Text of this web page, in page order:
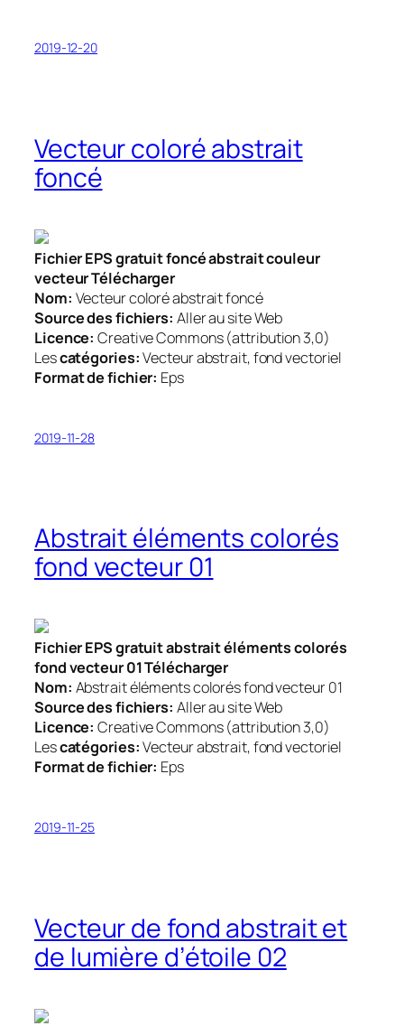
2019-12-20
Vecteur coloré abstrait
foncé
Fichier EPS gratuit foncé abstrait couleur
vecteur Télécharger
Nom: Vecteur coloré abstrait foncé
Source des fichiers: Aller au site Web
Licence: Creative Commons (attribution 3,0)
Lescatégories:Vecteur abstrait, fond vectoriel
Format de fichier: Eps
2019-11-28
Abstrait éléments colorés
fond vecteur 01
Fichier EPS gratuit abstrait éléments colorés
fond vecteur 01 Télécharger
Nom: Abstrait éléments colorés fond vecteur 01
Source des fichiers: Aller au site Web
Licence: Creative Commons (attribution 3,0)
Lescatégories:Vecteur abstrait, fond vectoriel
Format de fichier: Eps
2019-11-25
Vecteur de fond abstrait et
de lumière d’étoile 02